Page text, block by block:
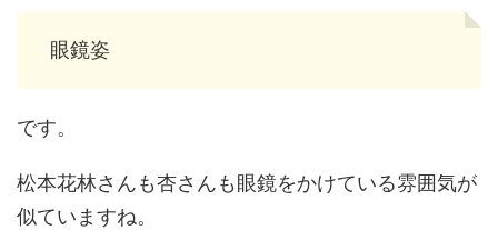
眼鏡姿
です。
松本花林さんも杏さんも眼鏡をかけている雰囲気が
似ていますね。